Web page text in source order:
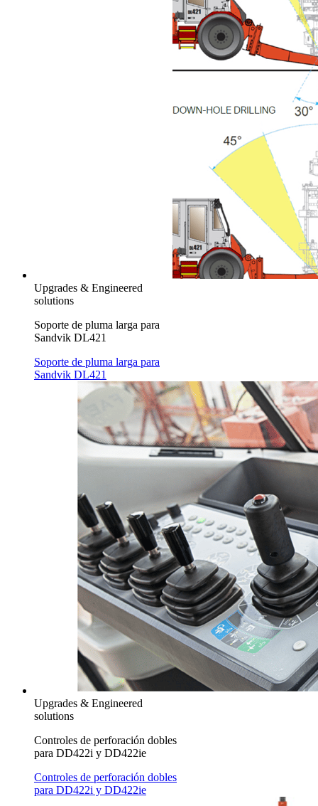
Upgrades & Engineered
solutions
Soporte de pluma larga para
Sandvik DL421
Soporte de pluma larga para
Sandvik DL421
Upgrades & Engineered
solutions
Controles de perforación dobles
para DD422i y DD422ie
Controles de perforación dobles
para DD422i y DD422ie